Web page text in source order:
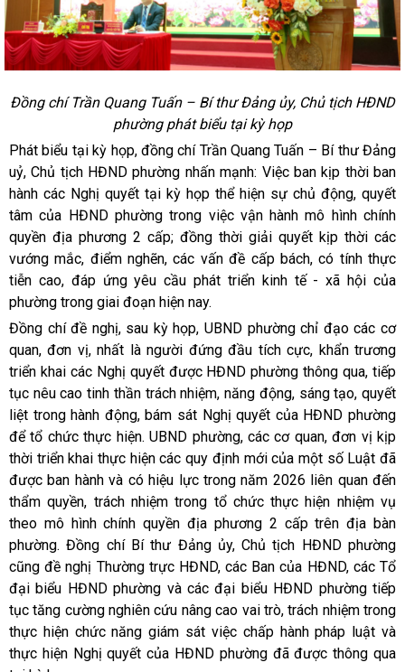
Đồng chí Trần Quang Tuấn – Bí thư Đảng ủy, Chủ tịch HĐND
phường phát biểu tại kỳ họp
Phát biểu tại kỳ họp, đồng chí Trần Quang Tuấn – Bí thư Đảng
uỷ, Chủ tịch HĐND phường nhấn mạnh: Việc ban kịp thời ban
hành các Nghị quyết tại kỳ họp thể hiện sự chủ động, quyết
tâm của HĐND phường trong việc vận hành mô hình chính
quyền địa phương 2 cấp; đồng thời giải quyết kịp thời các
vướng mắc, điểm nghẽn, các vấn đề cấp bách, có tính thực
tiễn cao, đáp ứng yêu cầu phát triển kinh tế - xã hội của
phường trong giai đoạn hiện nay.
Đồng chí đề nghị, sau kỳ họp, UBND phường chỉ đạo các cơ
quan, đơn vị, nhất là người đứng đầu tích cực, khẩn trương
triển khai các Nghị quyết được HĐND phường thông qua, tiếp
tục nêu cao tinh thần trách nhiệm, năng động, sáng tạo, quyết
liệt trong hành động, bám sát Nghị quyết của HĐND phường
để tổ chức thực hiện. UBND phường, các cơ quan, đơn vị kịp
thời triển khai thực hiện các quy định mới của một số Luật đã
được ban hành và có hiệu lực trong năm 2026 liên quan đến
thẩm quyền, trách nhiệm trong tổ chức thực hiện nhiệm vụ
theo mô hình chính quyền địa phương 2 cấp trên địa bàn
phường. Đồng chí Bí thư Đảng ủy, Chủ tịch HĐND phường
cũng đề nghị Thường trực HĐND, các Ban của HĐND, các Tổ
đại biểu HĐND phường và các đại biểu HĐND phường tiếp
tục tăng cường nghiên cứu nâng cao vai trò, trách nhiệm trong
thực hiện chức năng giám sát việc chấp hành pháp luật và
thực hiện Nghị quyết của HĐND phường đã được thông qua